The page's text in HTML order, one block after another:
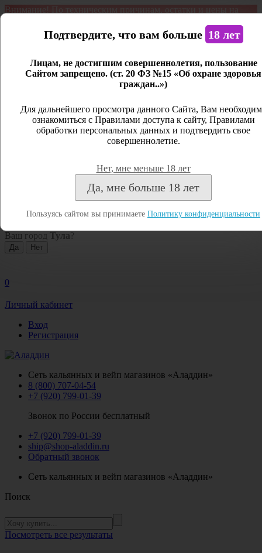
Внимание! По техническим причинам, остатки и цены на
является демонстрационным. Дистанционная продажа не
Открыть сайдбар
Личный кабинет
Закрыть
Посмотреть все результаты
Ваш город Тула ?
0
Личный кабинет
Вход
Регистрация
Сеть кальянных и вейп магазинов «Аладдин»
8 (800) 707-04-54
+7 (920) 799-01-39
Звонок по России бесплатный
+7 (920) 799-01-39
ship@shop-aladdin.ru
Обратный звонок
Сеть кальянных и вейп магазинов «Аладдин»
Поиск
Посмотреть все результаты
Подтвердите, что вам больше 18 лет
Лицам, не достигшим совершеннолетия, пользование
Сайтом запрещено. (ст. 20 ФЗ №15 «Об охране здоровья
граждан..»)
Для дальнейшего просмотра данного Сайта, Вам
ознакомиться с Правилами доступа к сайту, Правилами
обработки персональных данных и подтвердить свое
совершеннолетие.
Нет, мне меньше 18 лет
Да, мне больше 18 лет
Пользуясь сайтом вы принимаете Политику конфиденциальности